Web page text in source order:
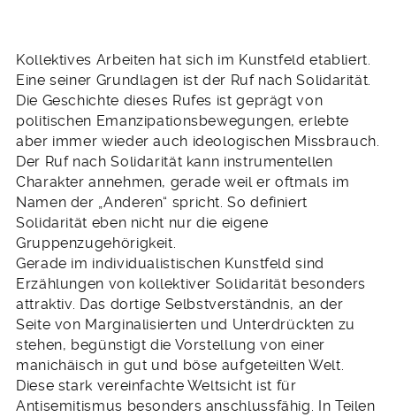
Kollektives Arbeiten hat sich im Kunstfeld etabliert.
Eine seiner Grundlagen ist der Ruf nach Solidarität.
Die Geschichte dieses Rufes ist geprägt von
politischen Emanzipationsbewegungen, erlebte
aber immer wieder auch ideologischen Missbrauch.
Der Ruf nach Solidarität kann instrumentellen
Charakter annehmen, gerade weil er oftmals im
Namen der „Anderen“ spricht. So definiert
Solidarität eben nicht nur die eigene
Gruppenzugehörigkeit.
Gerade im individualistischen Kunstfeld sind
Erzählungen von kollektiver Solidarität besonders
attraktiv. Das dortige Selbstverständnis, an der
Seite von Marginalisierten und Unterdrückten zu
stehen, begünstigt die Vorstellung von einer
manichäisch in gut und böse aufgeteilten Welt.
Diese stark vereinfachte Weltsicht ist für
Antisemitismus besonders anschlussfähig. In Teilen